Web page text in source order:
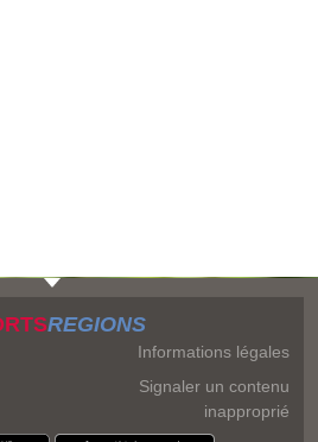
REGIONS
Informations légales
Signaler un contenu
inapproprié